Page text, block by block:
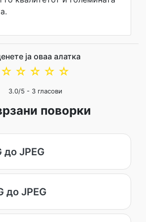
ја оваа алатка
☆
☆
☆
☆
☆
3.0/5 - 3гласови
поворки
до JPEG
до JPEG